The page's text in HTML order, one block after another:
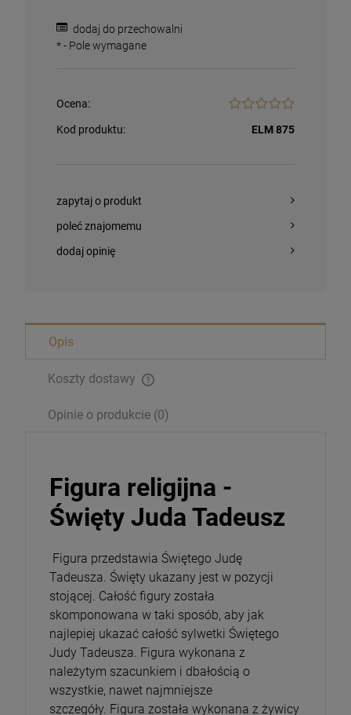
26,00 zł
dodaj do przechowalni
*- Pole wymagane
Ocena:
Kod produktu: ELM 875
zapytaj o produkt
poleć znajomemu
dodaj opinię
Opis
Koszty dostawy
Opinie o produkcie (0)
Figura religijna -
Święty Juda Tadeusz
Figura przedstawia Świętego Judę
Tadeusza. Święty ukazany jest w pozycji
stojącej. Całość figury została
skomponowana w taki sposób, aby jak
najlepiej ukazać całość sylwetki Świętego
Judy Tadeusza. Figura wykonana z
należytym szacunkiem i dbałością o
wszystkie, nawet najmniejsze
szczegóły. Figura została wykonana z żywicy